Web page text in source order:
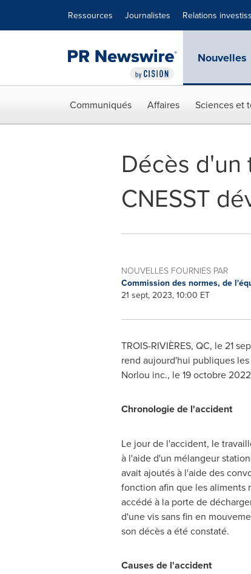
Ressources Journalistes Relations
Nouvelles
Communiqués Affaires Sciences et
Décès d'un
CNESST
NOUVELLES FOURNIES PAR
Commission des normes, de
21 sept, 2023, 10:00 ET
TROIS-RIVIÈRES, QC, le21
rend aujourd'hui publiques
Norlou inc., le 19 octobre
Chronologie de l'accident
Le jour de l'accident, le
à l'aide d'un mélangeur
avait ajoutés à l'aide des
fonction afin que les aliments
accédé à la porte de
d'une vis sans fin en
son décès a été constaté.
Causes de l'accident